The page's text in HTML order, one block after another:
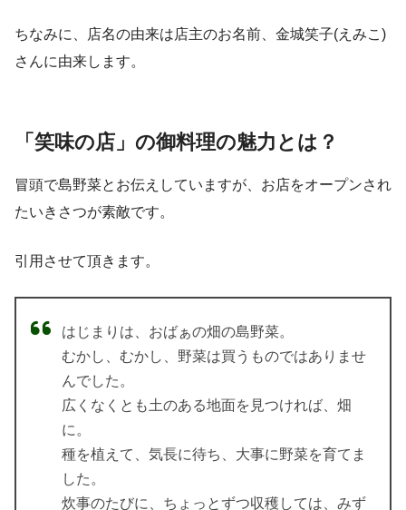
ちなみに、店名の由来は店主のお名前、金城笑子(えみこ)
さんに由来します。
「笑味の店」の御料理の魅力とは？
冒頭で島野菜とお伝えしていますが、お店をオープンされ
たいきさつが素敵です。
引用させて頂きます。
はじまりは、おばぁの畑の島野菜。
むかし、むかし、野菜は買うものではありませ
んでした。
広くなくとも土のある地面を見つければ、畑
に。
種を植えて、気長に待ち、大事に野菜を育てま
した。
炊事のたびに、ちょっとずつ収穫しては、みず